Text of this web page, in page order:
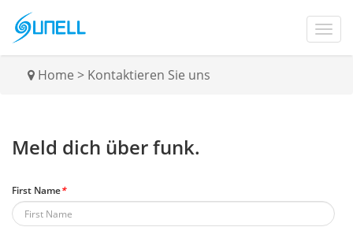
Home > Kontaktieren Sie uns
Meld dich über funk.
First Name*